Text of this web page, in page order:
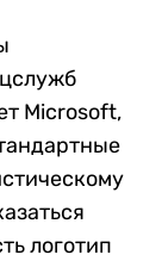
Microsoft,
логотип